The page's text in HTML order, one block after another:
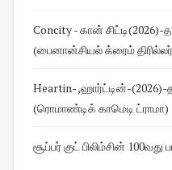
Concity - கான் சிட்டி(2026)-
(பைனான்சியல் க்ரைம்
Heartin- ,ஹார்ட்டின்-(2026)-
(ரொமாண்டிக் காமெடி ட்ராமா)
சூப்பர் குட் பிலிம்சின் 100வது